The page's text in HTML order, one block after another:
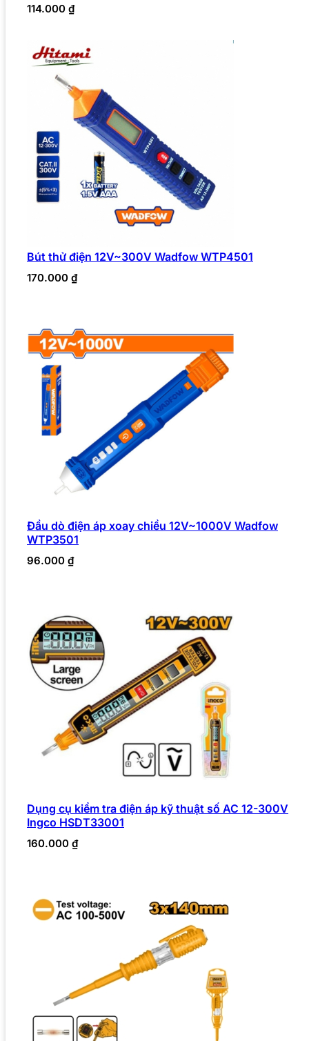
114.000 ₫
Bút thử điện 12V~300V Wadfow WTP4501
170.000 ₫
Đầu dò điện áp xoay chiều 12V~1000V Wadfow
WTP3501
96.000 ₫
Dụng cụ kiểm tra điện áp kỹ thuật số AC 12-300V
Ingco HSDT33001
160.000 ₫